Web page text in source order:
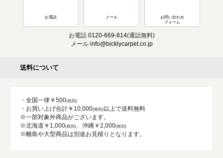
お電話 メール
お問い合わせ
フォーム
お電話 0120-669-814(通話無料)
メール info@bicklycarpet.co.jp
送料について
・全国一律￥500
・お買い上げ合計￥10,000
以上で送料無料
※一部対象外商品がございます。
※北海道￥1,000
、沖縄￥2,000
※離島や大型商品は別途お見積りとなります。